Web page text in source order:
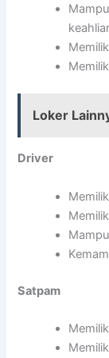
Loker
Driver
Satpam